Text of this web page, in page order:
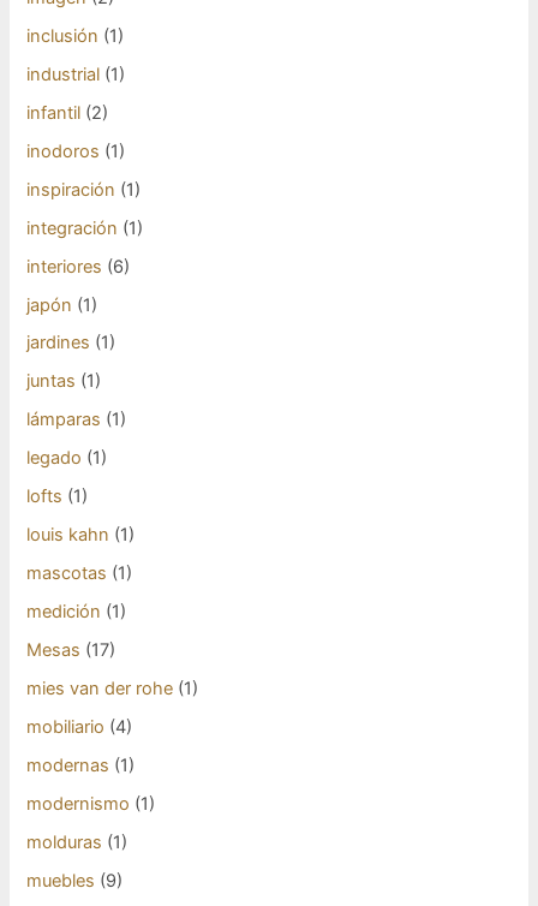
inclusión (1)
industrial (1)
infantil (2)
inodoros (1)
inspiración (1)
integración (1)
interiores (6)
japón (1)
jardines (1)
juntas (1)
lámparas (1)
legado (1)
lofts (1)
louis kahn (1)
mascotas (1)
medición (1)
Mesas (17)
mies van der rohe (1)
mobiliario (4)
modernas (1)
modernismo (1)
molduras (1)
muebles (9)